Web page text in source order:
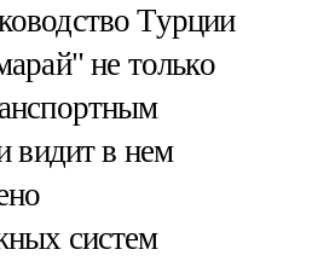
Турции
не только
видит в нем
систем